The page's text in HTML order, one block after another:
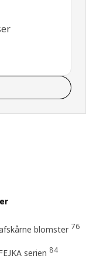
Anmeldelser i
blomster 76
serien 84